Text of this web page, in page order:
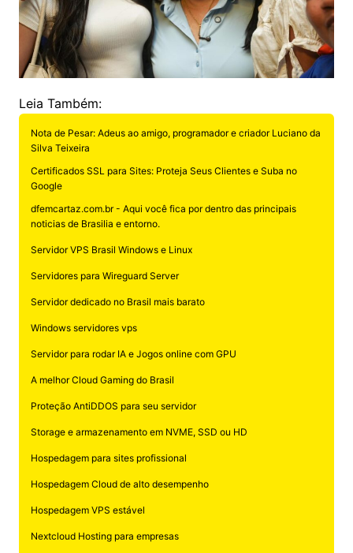
Leia Também:
Nota de Pesar: Adeus ao amigo, programador e criador Luciano da
Silva Teixeira
Certificados SSL para Sites: Proteja Seus Clientes e Suba no
Google
dfemcartaz.com.br - Aqui você fica por dentro das principais
noticias de Brasilia e entorno.
Servidor VPS Brasil Windows e Linux
Servidores para Wireguard Server
Servidor dedicado no Brasil mais barato
Windows servidores vps
Servidor para rodar IA e Jogos online com GPU
A melhor Cloud Gaming do Brasil
Proteção AntiDDOS para seu servidor
Storage e armazenamento em NVME, SSD ou HD
Hospedagem para sites profissional
Hospedagem Cloud de alto desempenho
Hospedagem VPS estável
Nextcloud Hosting para empresas